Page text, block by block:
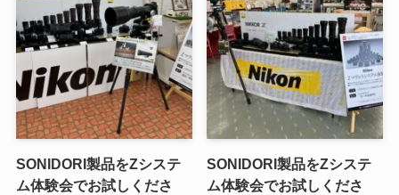
SONIDORI製品をZシステ
ム体験会でお試しくださ
SONIDORI製品をZシステ
ム体験会でお試しくださ